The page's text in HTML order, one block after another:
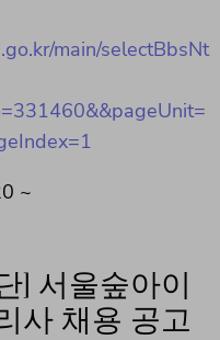
main/selectBbsNt
~
] 서울숲아이
사 채용 공고